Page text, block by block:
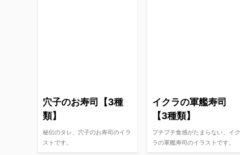
穴子のお寿司【3種
類】
秘伝のタレ、穴子のお寿司のイラ
ストです。
イクラの軍艦寿司
【3種類】
プチプチ食感がたまらない、イク
ラの軍艦寿司のイラストです。